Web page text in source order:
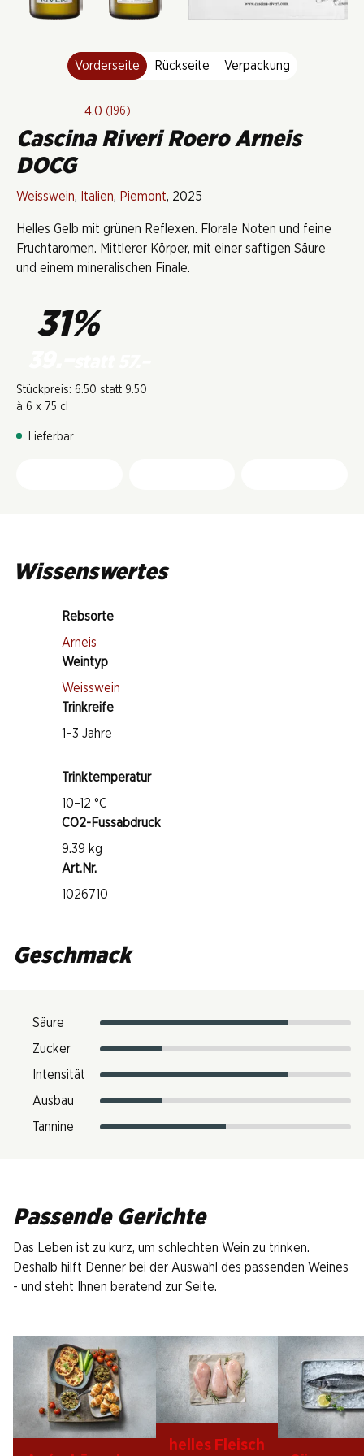
Vorderseite Rückseite Verpackung
4.0 (196)
Cascina Riveri Roero Arneis
DOCG
Weisswein, Italien, Piemont, 2025
Helles Gelb mit grünen Reflexen. Florale Noten und feine
Fruchtaromen. Mittlerer Körper, mit einer saftigen Säure
und einem mineralischen Finale.
31%
Stückpreis: 6.50 statt 9.50
à 6 x 75 cl
Lieferbar
Wissenswertes
Rebsorte
Arneis
Weintyp
Weisswein
Trinkreife
1–3 Jahre
Trinktemperatur
10–12 °C
CO2-Fussabdruck
9.39 kg
Art.Nr.
1026710
Geschmack
Säure
Zucker
Intensität
Ausbau
Tannine
Passende Gerichte
Das Leben ist zu kurz, um schlechten Wein zu trinken.
Deshalb hilft Denner bei der Auswahl des passenden Weines
- und steht Ihnen beratend zur Seite.
helles Fleisch